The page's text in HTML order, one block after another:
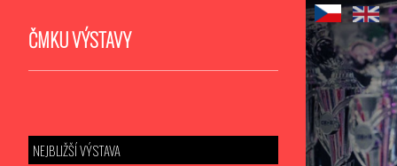
ČMKU VÝSTAVY
NEJBLIŽŠÍ VÝSTAVA